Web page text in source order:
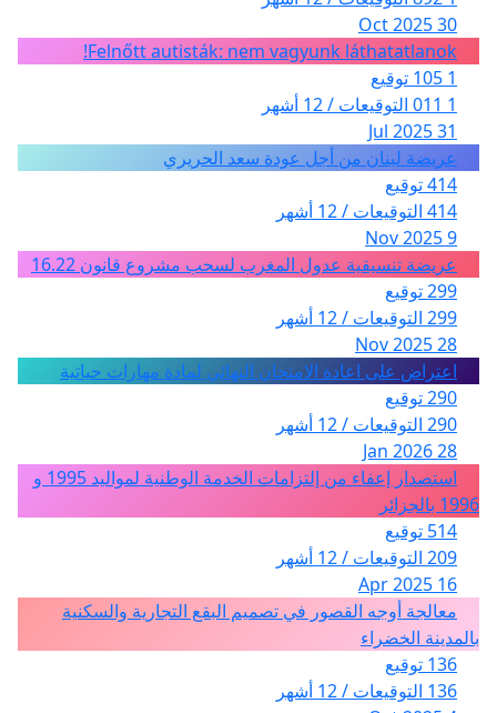
30 Oct 2025
Felnőtt autisták: nem vagyunk láthatatlanok!
1 105 توقيع
1 011 التوقيعات / 12 أشهر
31 Jul 2025
عريضة لبنان من أجل عودة سعد الحريري
414 توقيع
414 التوقيعات / 12 أشهر
9 Nov 2025
عريضة تنسيقية عدول المغرب لسحب مشروع قانون 16.22
299 توقيع
299 التوقيعات / 12 أشهر
28 Nov 2025
اعتراض على اعادة الامتحان النهائي لمادة مهارات حياتية
290 توقيع
290 التوقيعات / 12 أشهر
28 Jan 2026
استصدار إعفاء من إلتزامات الخدمة الوطنية لمواليد 1995 و
1996 بالجزائر
514 توقيع
209 التوقيعات / 12 أشهر
16 Apr 2025
معالجة أوجه القصور في تصميم البقع التجارية والسكنية
بالمدينة الخضراء
136 توقيع
136 التوقيعات / 12 أشهر